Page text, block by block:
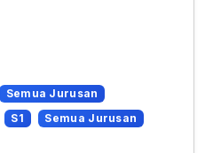
Semua Jurusan
S1
Semua Jurusan